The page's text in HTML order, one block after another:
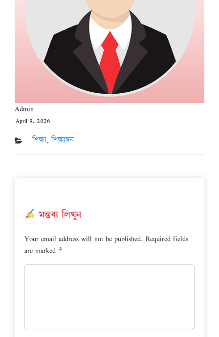
Admin
Posted
on
April 9, 2026
শিক্ষা,শিক্ষাঙ্গন
মন্তব্য লিখুন
Your email address will not be published. Required fields
are marked *